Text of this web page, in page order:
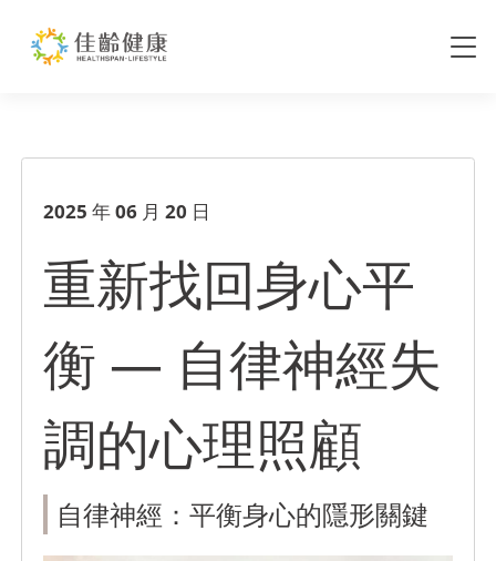
2025 年 06 月 20 日
重新找回身心平
衡 — 自律神經失
調的心理照顧
自律神經：平衡身心的隱形關鍵